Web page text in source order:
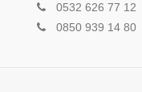
0532 626 77 12
0850 939 14 80